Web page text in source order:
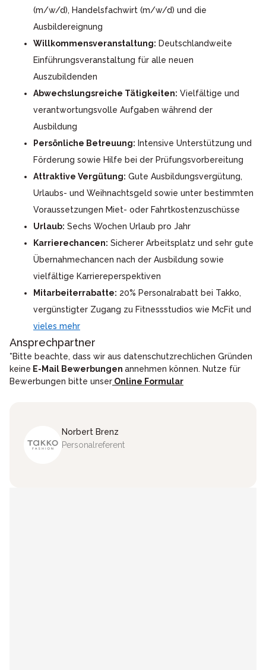
(m/w/d), Handelsfachwirt (m/w/d) und die
Ausbildereignung
Willkommensveranstaltung: Deutschlandweite
Einführungsveranstaltung für alle neuen
Auszubildenden
Abwechslungsreiche Tätigkeiten: Vielfältige und
verantwortungsvolle Aufgaben während der
Ausbildung
Persönliche Betreuung: Intensive Unterstützung und
Förderung sowie Hilfe bei der Prüfungsvorbereitung
Attraktive Vergütung: Gute Ausbildungsvergütung,
Urlaubs- und Weihnachtsgeld sowie unter bestimmten
Voraussetzungen Miet- oder Fahrtkostenzuschüsse
Urlaub: Sechs Wochen Urlaub pro Jahr
Karrierechancen: Sicherer Arbeitsplatz und sehr gute
Übernahmechancen nach der Ausbildung sowie
vielfältige Karriereperspektiven
Mitarbeiterrabatte: 20% Personalrabatt bei Takko,
vergünstigter Zugang zu Fitnessstudios wie McFit und
vieles mehr
Ansprechpartner
*Bitte beachte, dass wir aus datenschutzrechlichen Gründen
keine E-Mail Bewerbungen annehmen können. Nutze für
Bewerbungen bitte unser Online Formular
Norbert Brenz
Personalreferent